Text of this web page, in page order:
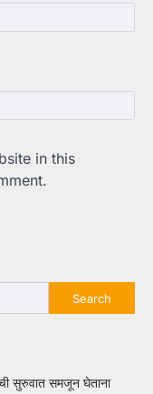
in this
Search
सुरुवात समजून घेताना